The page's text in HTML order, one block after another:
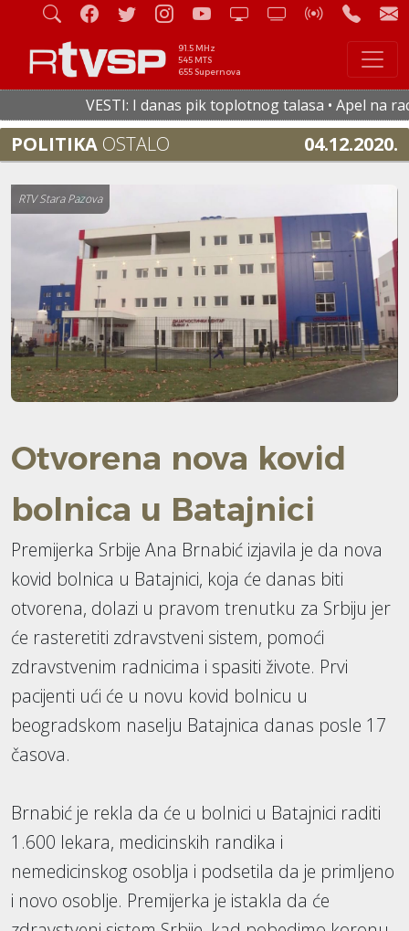
91.5 MHz
545 MTS
655 Supernova
VESTI: I danas pik toplotnog talasa • Apel na
POLITIKA OSTALO 04.12.2020.
RTV Stara Pazova
Otvorena nova kovid
bolnica u Batajnici
Premijerka Srbije Ana Brnabić izjavila je da nova
kovid bolnica u Batajnici, koja će danas biti
otvorena, dolazi u pravom trenutku za Srbiju jer
će rasteretiti zdravstveni sistem, pomoći
zdravstvenim radnicima i spasiti živote. Prvi
pacijenti ući će u novu kovid bolnicu u
beogradskom naselju Batajnica danas posle 17
časova.
Brnabić je rekla da će u bolnici u Batajnici raditi
1.600 lekara, medicinskih randika i
nemedicinskog osoblja i podsetila da je primljeno
i novo osoblje. Premijerka je istakla da će